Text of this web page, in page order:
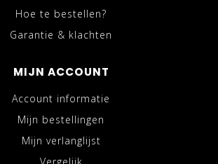
Hoe te bestellen?
Garantie & klachten
MIJN ACCOUNT
Account informatie
Mijn bestellingen
Mijn verlanglijst